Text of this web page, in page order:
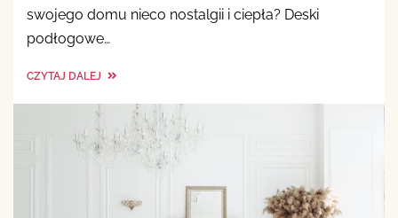
swojego domu nieco nostalgii i ciepła? Deski
podłogowe…
CZYTAJ DALEJ